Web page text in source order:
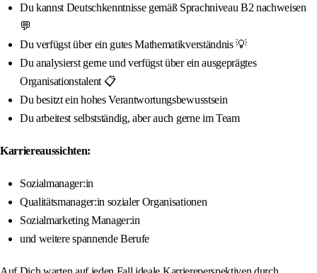
Du kannst Deutschkenntnisse gemäß Sprachniveau B2 nachweisen
💬
Du verfügst über ein gutes Mathematikverständnis 💡
Du analysierst gerne und verfügst über ein ausgeprägtes
Organisationstalent 📋
Du besitzt ein hohes Verantwortungsbewusstsein
Du arbeitest selbstständig, aber auch gerne im Team
Karriereaussichten:
Sozialmanager:in
Qualitätsmanager:in sozialer Organisationen
Sozialmarketing Manager:in
und weitere spannende Berufe